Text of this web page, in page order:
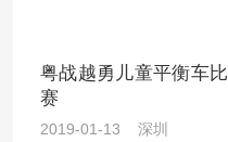
粤战越勇儿童平衡车比
赛
2019-01-13 深圳